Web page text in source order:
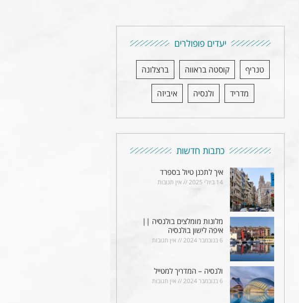
יעדים פופולרים
טנריף קוסטה בראווה ברצלונה
מדריד ולנסיה איביזה
כתבות חדשות
איך לתכנן טיול בספרד
14 ביולי 2025 אין תגובות
מלונות מומלצים בולנסיה ||
איפה לישון בולנסיה
6 בנובמבר 2024 אין תגובות
ולנסיה – המדריך למטייל
6 בנובמבר 2024 אין תגובות